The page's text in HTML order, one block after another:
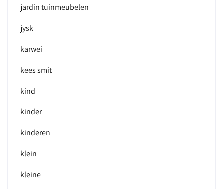
jardin tuinmeubelen
jysk
karwei
kees smit
kind
kinder
kinderen
klein
kleine